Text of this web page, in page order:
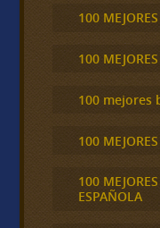
100 MEJORES
100
100 mejores
100
100
ESPAÑOLA